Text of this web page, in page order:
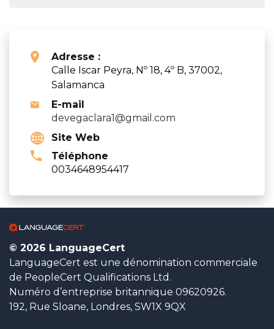
Adresse :
Calle Iscar Peyra, Nº 18, 4º B, 37002,
Salamanca
E-mail
devegaclara1@gmail.com
Site Web
Téléphone
0034648954417
© 2026 LanguageCert
LanguageCert est une dénomination commerciale
de PeopleCert Qualifications Ltd.
Numéro d’entreprise britannique 09620926.
192, Rue Sloane, Londres, SW1X 9QX